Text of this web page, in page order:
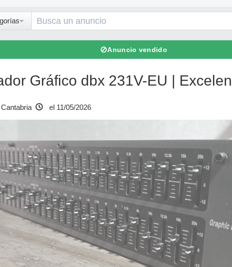
⊘Anuncio vendido
Gráfico dbx 231V-EU |
Cantabria el 11/05/2026